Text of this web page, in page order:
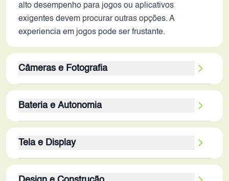
alto desempenho para jogos ou aplicativos
exigentes devem procurar outras opções. A
experiencia em jogos pode ser frustante.
Câmeras e Fotografia
que se destaca pela câmera frontal de 32MP, ideal
para selfies de alta resolução e videochamadas. A
de boa qualidade, mas a ausência de informações
sobre a abertura da lente e a tecnologia de
processamento de imagem impede uma avaliação
Bateria e Autonomia
oferecendo boa autonomia para uso diário
moderado. A combinação com um processador de
Tela e Display